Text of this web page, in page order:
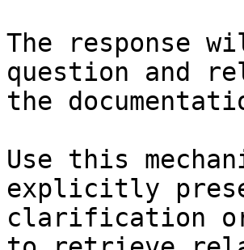
The response
question and
the
Use this
explicitly
clarification